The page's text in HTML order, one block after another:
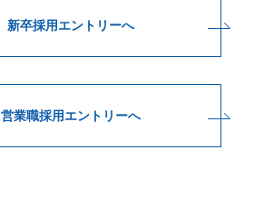
新卒採用エントリーへ
営業職採用エントリーへ